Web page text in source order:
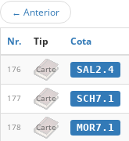
← Anterior
Nr. Tip Cota
176 Carte SAL2.4
177 Carte SCH7.1
178 Carte MOR7.1